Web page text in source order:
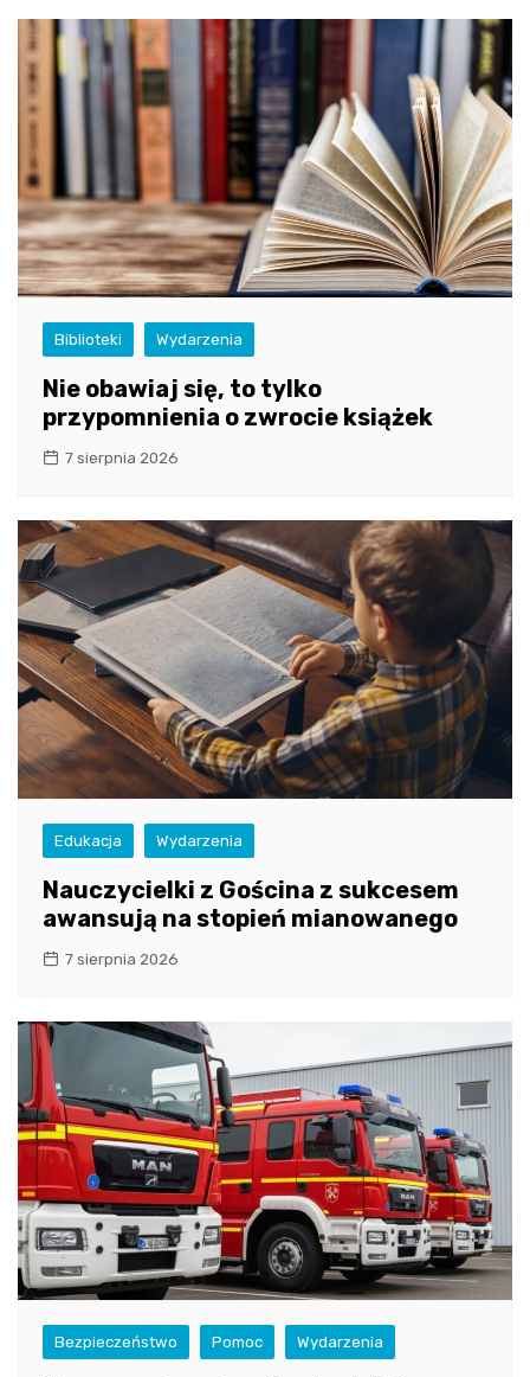
Biblioteki Wydarzenia
Nie obawiaj się, to tylko
przypomnienia o zwrocie książek
7 sierpnia 2026
Edukacja Wydarzenia
Nauczycielki z Gościna z sukcesem
awansują na stopień mianowanego
7 sierpnia 2026
Bezpieczeństwo Pomoc Wydarzenia